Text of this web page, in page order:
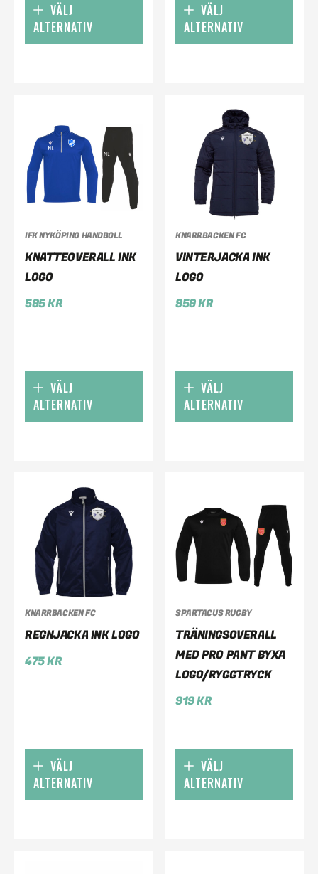
VÄLJ
ALTERNATIV
VÄLJ
ALTERNATIV
IFK NYKÖPING HANDBOLL
KNATTEOVERALL INK
LOGO
595KR
VÄLJ
ALTERNATIV
KNARRBACKEN FC
VINTERJACKA INK
LOGO
959KR
VÄLJ
ALTERNATIV
KNARRBACKEN FC
REGNJACKA INK LOGO
475KR
VÄLJ
ALTERNATIV
SPARTACUS RUGBY
TRÄNINGSOVERALL
MED PRO PANT BYXA
LOGO/RYGGTRYCK
919KR
VÄLJ
ALTERNATIV